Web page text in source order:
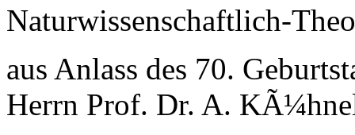
Naturwissenschaftlich-
aus Anlass des 70.
Herrn Prof. Dr. A.